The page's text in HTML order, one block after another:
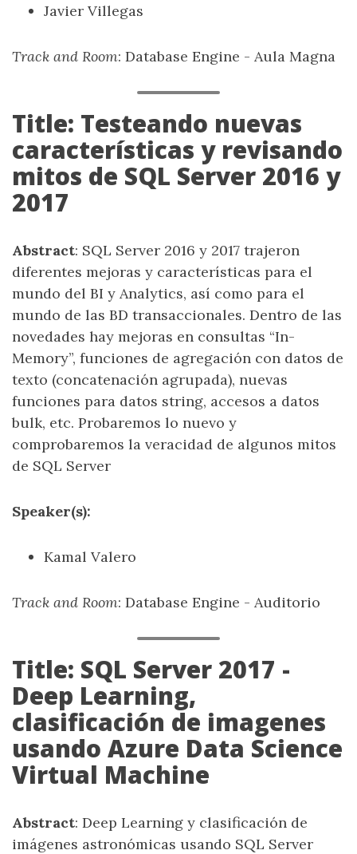
Javier Villegas
Track and Room: Database Engine - Aula Magna
Title: Testeando nuevas
características y revisando
mitos de SQL Server 2016 y
2017
Abstract: SQL Server 2016 y 2017 trajeron
diferentes mejoras y características para el
mundo del BI y Analytics, así como para el
mundo de las BD transaccionales. Dentro de las
novedades hay mejoras en consultas “In-
Memory”, funciones de agregación con datos de
texto (concatenación agrupada), nuevas
funciones para datos string, accesos a datos
bulk, etc. Probaremos lo nuevo y
comprobaremos la veracidad de algunos mitos
de SQL Server
Speaker(s):
Kamal Valero
Track and Room: Database Engine - Auditorio
Title: SQL Server 2017 -
Deep Learning,
clasificación de imagenes
usando Azure Data Science
Virtual Machine
Abstract: Deep Learning y clasificación de
imágenes astronómicas usando SQL Server